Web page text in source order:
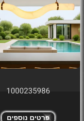
1000235986
פרטים נוספים